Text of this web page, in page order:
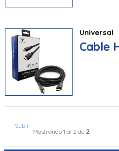
Universal
Cable
Subir
Mostrando 1 al 2 de 2